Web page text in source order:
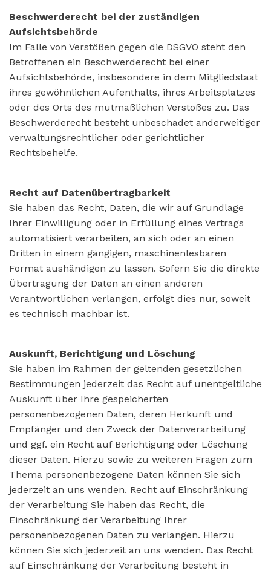
Beschwerderecht bei der zuständigen
Aufsichtsbehörde
Im Falle von Verstößen gegen die DSGVO steht den
Betroffenen ein Beschwerderecht bei einer
Aufsichtsbehörde, insbesondere in dem Mitgliedstaat
ihres gewöhnlichen Aufenthalts, ihres Arbeitsplatzes
oder des Orts des mutmaßlichen Verstoßes zu. Das
Beschwerderecht besteht unbeschadet anderweitiger
verwaltungsrechtlicher oder gerichtlicher
Rechtsbehelfe.
Recht auf Datenübertragbarkeit
Sie haben das Recht, Daten, die wir auf Grundlage
Ihrer Einwilligung oder in Erfüllung eines Vertrags
automatisiert verarbeiten, an sich oder an einen
Dritten in einem gängigen, maschinenlesbaren
Format aushändigen zu lassen. Sofern Sie die direkte
Übertragung der Daten an einen anderen
Verantwortlichen verlangen, erfolgt dies nur, soweit
es technisch machbar ist.
Auskunft, Berichtigung und Löschung
Sie haben im Rahmen der geltenden gesetzlichen
Bestimmungen jederzeit das Recht auf unentgeltliche
Auskunft über Ihre gespeicherten
personenbezogenen Daten, deren Herkunft und
Empfänger und den Zweck der Datenverarbeitung
und ggf. ein Recht auf Berichtigung oder Löschung
dieser Daten. Hierzu sowie zu weiteren Fragen zum
Thema personenbezogene Daten können Sie sich
jederzeit an uns wenden. Recht auf Einschränkung
der Verarbeitung Sie haben das Recht, die
Einschränkung der Verarbeitung Ihrer
personenbezogenen Daten zu verlangen. Hierzu
können Sie sich jederzeit an uns wenden. Das Recht
auf Einschränkung der Verarbeitung besteht in